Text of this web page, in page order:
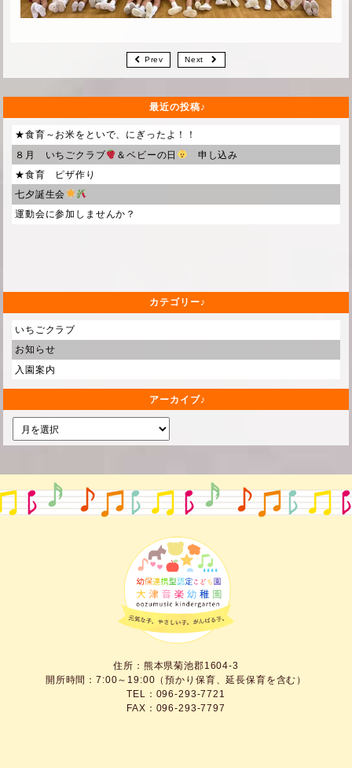
Prev Next
最近の投稿
★食育～お米をといで、にぎったよ！！
８月 いちごクラブ
＆ベビーの日
申し込み
★食育 ピザ作り
七夕誕生会
運動会に参加しませんか？
カテゴリー
いちごクラブ
お知らせ
入園案内
アーカイブ
住所：熊本県菊池郡1604-3
開所時間：7:00～19:00（預かり保育、延長保育を含む）
TEL：096-293-7721
FAX：096-293-7797